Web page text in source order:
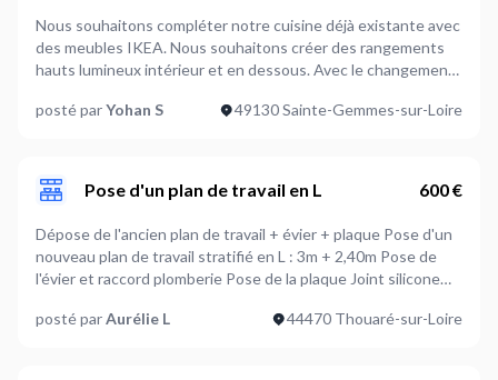
Nous souhaitons compléter notre cuisine déjà existante avec
des meubles IKEA. Nous souhaitons créer des rangements
hauts lumineux intérieur et en dessous. Avec le changement
découpe du plan de travail sur le
29E1160EDCDC&ref=share
posté parYohan S 49130 Sainte-Gemmes-sur-Loire
Pose d'un plan de travail en L 600 €
Dépose de l'ancien plan de travail + évier + plaque Pose d'un
nouveau plan de travail stratifié en L : 3m + 2,40m Pose de
l'évier et raccord plomberie Pose de la plaque Joint silicone
posté parAurélie L 44470 Thouaré-sur-Loire